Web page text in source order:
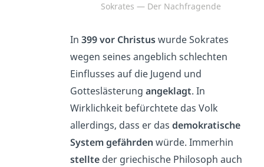
Sokrates — Der Nachfragende
In 399 vor Christuswurde Sokrates
wegen seines angeblich schlechten
Einflusses auf die Jugend und
Gotteslästerung angeklagt. In
Wirklichkeit befürchtete das Volk
allerdings, dass er das demokratische
System gefährden würde. Immerhin
stellte der griechische Philosoph auch